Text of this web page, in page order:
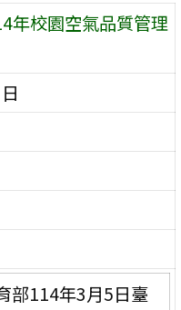
年校園空氣品質管理
部114年3月5日臺